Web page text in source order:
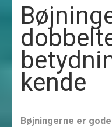
kende
Bøjningerne er